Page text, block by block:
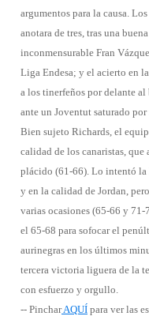
argumentos para la causa.
anotara de tres, tras una
inconmensurable Fran
Liga Endesa; y el acierto en
a los tinerfeños por delante
ante un Joventut saturado
Bien sujeto Richards, el
calidad de los canaristas,
plácido (61-66). Lo intentó la
y en la calidad de Jordan,
varias ocasiones (65-66 y
el 65-68 para sofocar el
aurinegras en los últimos
tercera victoria liguera de la
con esfuerzo y orgullo.
-- PincharAQUÍ para ver las